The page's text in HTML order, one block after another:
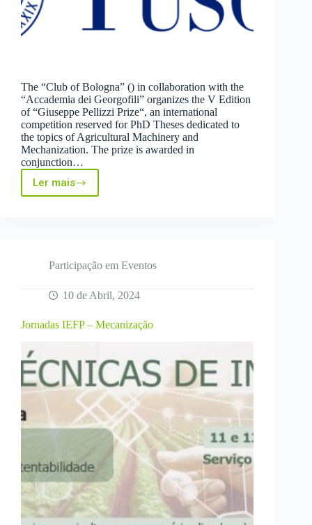
The “Club of Bologna” () in collaboration with the
“Accademia dei Georgofili” organizes the V Edition
of “Giuseppe Pellizzi Prize“, an international
competition reserved for PhD Theses dedicated to
the topics of Agricultural Machinery and
Mechanization. The prize is awarded in
conjunction…
Ler mais
Pellizzi
Prize
Participação em Eventos
10 de Abril, 2024
Jornadas IEFP – Mecanização